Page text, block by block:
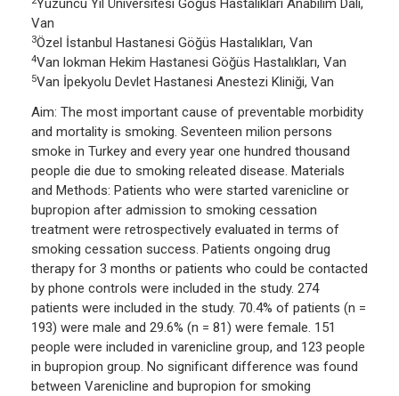
Yüzüncü Yıl Üniversitesi Göğüs Hastalıkları Anabilim Dalı,
Van
3Özel İstanbul Hastanesi Göğüs Hastalıkları, Van
4Van lokman Hekim Hastanesi Göğüs Hastalıkları, Van
5Van İpekyolu Devlet Hastanesi Anestezi Kliniği, Van
Aim: The most important cause of preventable morbidity
and mortality is smoking. Seventeen milion persons
smoke in Turkey and every year one hundred thousand
people die due to smoking releated disease. Materials
and Methods: Patients who were started varenicline or
bupropion after admission to smoking cessation
treatment were retrospectively evaluated in terms of
smoking cessation success. Patients ongoing drug
therapy for 3 months or patients who could be contacted
by phone controls were included in the study. 274
patients were included in the study. 70.4% of patients (n =
193) were male and 29.6% (n = 81) were female. 151
people were included in varenicline group, and 123 people
in bupropion group. No significant difference was found
between Varenicline and bupropion for smoking